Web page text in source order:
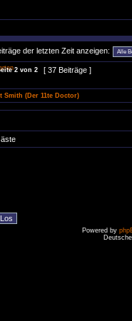
der letzten Zeit anzeigen:
2 von 2 [ 37 Beiträge ]
Smith (Der 11te Doctor)
Powered by